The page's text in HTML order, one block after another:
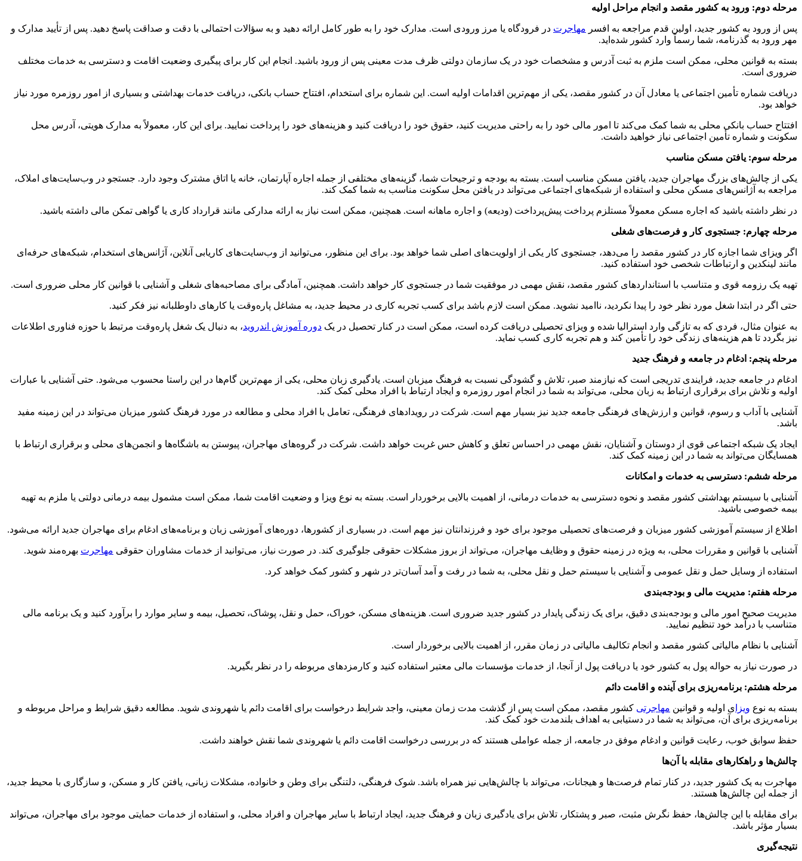
مرحله دوم: ورود به کشور مقصد و انجام مراحل اولیه
پس از ورود به کشور جدید، اولین قدم مراجعه به افسر مهاجرت در فرودگاه یا مرز ورودی است. مدارک خود را به طور کامل ارائه دهید و به سؤالات احتمالی با دقت و صداقت پاسخ دهید. پس از تأیید مدارک و
مهر ورود به گذرنامه، شما رسماً وارد کشور شده‌اید.
بسته به قوانین محلی، ممکن است ملزم به ثبت آدرس و مشخصات خود در یک سازمان دولتی ظرف مدت معینی پس از ورود باشید. انجام این کار برای پیگیری وضعیت اقامت و دسترسی به خدمات مختلف
ضروری است.
دریافت شماره تأمین اجتماعی یا معادل آن در کشور مقصد، یکی از مهم‌ترین اقدامات اولیه است. این شماره برای استخدام، افتتاح حساب بانکی، دریافت خدمات بهداشتی و بسیاری از امور روزمره مورد نیاز
خواهد بود.
افتتاح حساب بانکی محلی به شما کمک می‌کند تا امور مالی خود را به راحتی مدیریت کنید، حقوق خود را دریافت کنید و هزینه‌های خود را پرداخت نمایید. برای این کار، معمولاً به مدارک هویتی، آدرس محل
سکونت و شماره تأمین اجتماعی نیاز خواهید داشت.
مرحله سوم: یافتن مسکن مناسب
یکی از چالش‌های بزرگ مهاجران جدید، یافتن مسکن مناسب است. بسته به بودجه و ترجیحات شما، گزینه‌های مختلفی از جمله اجاره آپارتمان، خانه یا اتاق مشترک وجود دارد. جستجو در وب‌سایت‌های املاک،
مراجعه به آژانس‌های مسکن محلی و استفاده از شبکه‌های اجتماعی می‌تواند در یافتن محل سکونت مناسب به شما کمک کند.
در نظر داشته باشید که اجاره مسکن معمولاً مستلزم پرداخت پیش‌پرداخت (ودیعه) و اجاره ماهانه است. همچنین، ممکن است نیاز به ارائه مدارکی مانند قرارداد کاری یا گواهی تمکن مالی داشته باشید.
مرحله چهارم: جستجوی کار و فرصت‌های شغلی
اگر ویزای شما اجازه کار در کشور مقصد را می‌دهد، جستجوی کار یکی از اولویت‌های اصلی شما خواهد بود. برای این منظور، می‌توانید از وب‌سایت‌های کاریابی آنلاین، آژانس‌های استخدام، شبکه‌های حرفه‌ای
مانند لینکدین و ارتباطات شخصی خود استفاده کنید.
تهیه یک رزومه قوی و متناسب با استانداردهای کشور مقصد، نقش مهمی در موفقیت شما در جستجوی کار خواهد داشت. همچنین، آمادگی برای مصاحبه‌های شغلی و آشنایی با قوانین کار محلی ضروری است.
حتی اگر در ابتدا شغل مورد نظر خود را پیدا نکردید، ناامید نشوید. ممکن است لازم باشد برای کسب تجربه کاری در محیط جدید، به مشاغل پاره‌وقت یا کارهای داوطلبانه نیز فکر کنید.
به عنوان مثال، فردی که به تازگی وارد استرالیا شده و ویزای تحصیلی دریافت کرده است، ممکن است در کنار تحصیل در یک دوره آموزش اندروید، به دنبال یک شغل پاره‌وقت مرتبط با حوزه فناوری اطلاعات
نیز بگردد تا هم هزینه‌های زندگی خود را تأمین کند و هم تجربه کاری کسب نماید.
مرحله پنجم: ادغام در جامعه و فرهنگ جدید
ادغام در جامعه جدید، فرایندی تدریجی است که نیازمند صبر، تلاش و گشودگی نسبت به فرهنگ میزبان است. یادگیری زبان محلی، یکی از مهم‌ترین گام‌ها در این راستا محسوب می‌شود. حتی آشنایی با عبارات
اولیه و تلاش برای برقراری ارتباط به زبان محلی، می‌تواند به شما در انجام امور روزمره و ایجاد ارتباط با افراد محلی کمک کند.
آشنایی با آداب و رسوم، قوانین و ارزش‌های فرهنگی جامعه جدید نیز بسیار مهم است. شرکت در رویدادهای فرهنگی، تعامل با افراد محلی و مطالعه در مورد فرهنگ کشور میزبان می‌تواند در این زمینه مفید
باشد.
ایجاد یک شبکه اجتماعی قوی از دوستان و آشنایان، نقش مهمی در احساس تعلق و کاهش حس غربت خواهد داشت. شرکت در گروه‌های مهاجران، پیوستن به باشگاه‌ها و انجمن‌های محلی و برقراری ارتباط با
همسایگان می‌تواند به شما در این زمینه کمک کند.
مرحله ششم: دسترسی به خدمات و امکانات
آشنایی با سیستم بهداشتی کشور مقصد و نحوه دسترسی به خدمات درمانی، از اهمیت بالایی برخوردار است. بسته به نوع ویزا و وضعیت اقامت شما، ممکن است مشمول بیمه درمانی دولتی یا ملزم به تهیه
بیمه خصوصی باشید.
اطلاع از سیستم آموزشی کشور میزبان و فرصت‌های تحصیلی موجود برای خود و فرزندانتان نیز مهم است. در بسیاری از کشورها، دوره‌های آموزشی زبان و برنامه‌های ادغام برای مهاجران جدید ارائه می‌شود.
آشنایی با قوانین و مقررات محلی، به ویژه در زمینه حقوق و وظایف مهاجران، می‌تواند از بروز مشکلات حقوقی جلوگیری کند. در صورت نیاز، می‌توانید از خدمات مشاوران حقوقی مهاجرت بهره‌مند شوید.
استفاده از وسایل حمل و نقل عمومی و آشنایی با سیستم حمل و نقل محلی، به شما در رفت و آمد آسان‌تر در شهر و کشور کمک خواهد کرد.
مرحله هفتم: مدیریت مالی و بودجه‌بندی
مدیریت صحیح امور مالی و بودجه‌بندی دقیق، برای یک زندگی پایدار در کشور جدید ضروری است. هزینه‌های مسکن، خوراک، حمل و نقل، پوشاک، تحصیل، بیمه و سایر موارد را برآورد کنید و یک برنامه مالی
متناسب با درآمد خود تنظیم نمایید.
آشنایی با نظام مالیاتی کشور مقصد و انجام تکالیف مالیاتی در زمان مقرر، از اهمیت بالایی برخوردار است.
در صورت نیاز به حواله پول به کشور خود یا دریافت پول از آنجا، از خدمات مؤسسات مالی معتبر استفاده کنید و کارمزدهای مربوطه را در نظر بگیرید.
مرحله هشتم: برنامه‌ریزی برای آینده و اقامت دائم
بسته به نوع ویزا ی اولیه و قوانین مهاجرتی کشور مقصد، ممکن است پس از گذشت مدت زمان معینی، واجد شرایط درخواست برای اقامت دائم یا شهروندی شوید. مطالعه دقیق شرایط و مراحل مربوطه و
برنامه‌ریزی برای آن، می‌تواند به شما در دستیابی به اهداف بلندمدت خود کمک کند.
حفظ سوابق خوب، رعایت قوانین و ادغام موفق در جامعه، از جمله عواملی هستند که در بررسی درخواست اقامت دائم یا شهروندی شما نقش خواهند داشت.
چالش‌ها و راهکارهای مقابله با آن‌ها
مهاجرت به یک کشور جدید، در کنار تمام فرصت‌ها و هیجانات، می‌تواند با چالش‌هایی نیز همراه باشد. شوک فرهنگی، دلتنگی برای وطن و خانواده، مشکلات زبانی، یافتن کار و مسکن، و سازگاری با محیط جدید،
از جمله این چالش‌ها هستند.
برای مقابله با این چالش‌ها، حفظ نگرش مثبت، صبر و پشتکار، تلاش برای یادگیری زبان و فرهنگ جدید، ایجاد ارتباط با سایر مهاجران و افراد محلی، و استفاده از خدمات حمایتی موجود برای مهاجران، می‌تواند
بسیار مؤثر باشد.
نتیجه‌گیری